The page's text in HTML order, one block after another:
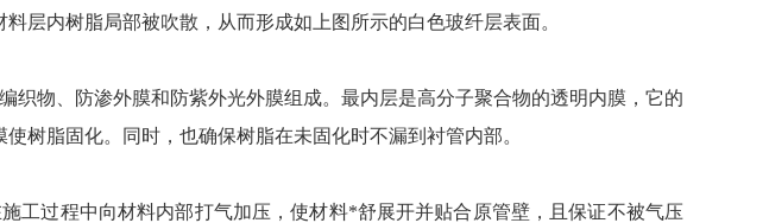
层内树脂局部被吹散，从而形成如上图所示的白色玻纤层表面。
织物、防渗外膜和防紫外光外膜组成。最内层是高分子聚合物的透明内膜，它的
树脂固化。同时，也确保树脂在未固化时不漏到衬管内部。
工过程中向材料内部打气加压，使材料*舒展开并贴合原管壁，且保证不被气压